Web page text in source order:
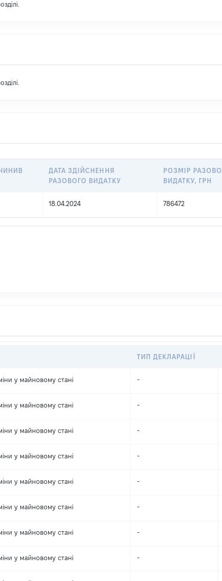
ДАТА ЗДІЙСНЕННЯ
РАЗОВОГО ВИДАТКУ
РОЗМІР
ВИДАТКУ, ГРН
18.04.2024 786472
ТИП ДЕКЛАРАЦІЇ
y майновому стані -
y майновому стані -
y майновому стані -
y майновому стані -
y майновому стані -
y майновому стані -
y майновому стані -
y майновому стані -